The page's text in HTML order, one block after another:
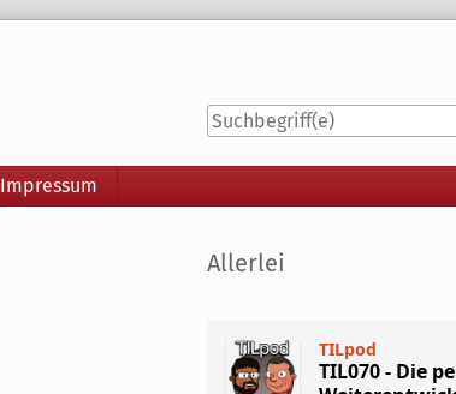
Impressum
Seitenleiste
Allerlei